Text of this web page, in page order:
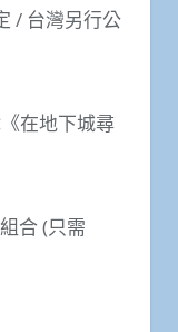
/ 台灣另行公
在地下城尋
合 (只需